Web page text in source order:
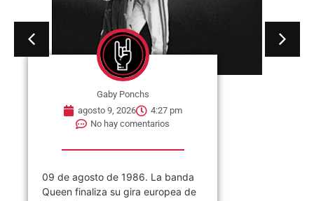
ATCO Records,...